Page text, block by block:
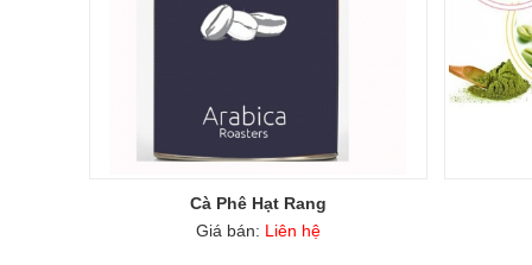
Cà Phê Hạt Rang
Giá bán: Liên hệ